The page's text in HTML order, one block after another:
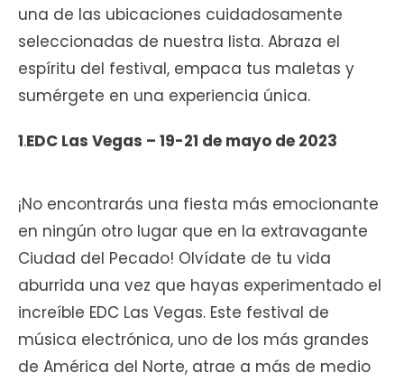
una de las ubicaciones cuidadosamente
seleccionadas de nuestra lista. Abraza el
espíritu del festival, empaca tus maletas y
sumérgete en una experiencia única.
1.EDC Las Vegas – 19-21 de mayo de 2023
¡No encontrarás una fiesta más emocionante
en ningún otro lugar que en la extravagante
Ciudad del Pecado! Olvídate de tu vida
aburrida una vez que hayas experimentado el
increíble EDC Las Vegas. Este festival de
música electrónica, uno de los más grandes
de América del Norte, atrae a más de medio